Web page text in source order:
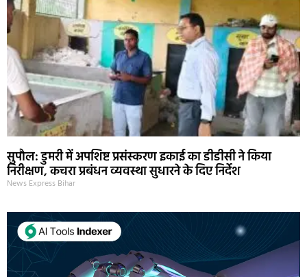
सुपौल: डुमरी में अपशिष्ट प्रसंस्करण इकाई का डीडीसी ने किया
निरीक्षण, कचरा प्रबंधन व्यवस्था सुधारने के दिए निर्देश
News Express Bihar